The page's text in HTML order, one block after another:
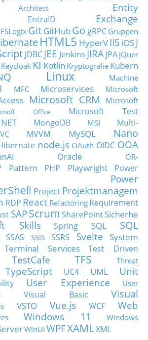
Entity
EntraID
Exchange
FSLogix Git GitHubGo gRPC Gruppen
HTML5 HyperVIIS iOSJ
JDBC JEE Jenkins JIRA JPA jQuer
Keycloak KI Kotlin Kryptografie Kubern
Linux
Machine
MFC Microservices
Microsoft
Microsoft CRM
Microsoft
Office
Microsoft Test
MongoDB MSI
Multi-
MVVM MySQL
Nano
node.js OAuth OIDC OOA
Oracle
OR-
Pattern PHP Playwright
Power
Power
Project Projektmanagem
RDP React Refactoring Requirement
SAPScrum SharePointSicherhe
Skills Spring SQL
SQL
SSAS SSIS SSRS Svelte
System
Terminal Services
Test Driven
TestCafe TFS
Threat
TypeScript UC4 UML
Unit
User Experience
User
Visual Basic
Visual
VSTO Vue.js WCF
Web
Windows 11
Windows
WinUI WPFXAMLXML